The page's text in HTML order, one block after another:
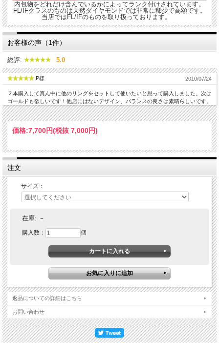
★☆身に着けたときのジュエリーのイメージです。☆★
このジュエリーはこんな時にいかが？
●オフィス用のシンプルなリングとして
●肌身離さず毎日身につけて
内包物をどれだけ含んでいるかによってランク付けされています。
FL/IFクラスのものは天然ダイヤモンドでは非常に稀少で高額です。
当店ではFL/IFのものを取り扱っております。
お客様の声（1件）
総評: 5.0
P様 2010/07/24
２本購入して真ん中に他のリングをセットして使いたいと思って購入しました。次は
ゴールドも欲しいです！他店にはないデザイン、バランスの良さは素晴らしいです。
価格:7,700円(税抜 7,000円)
注文
サイズ：
在庫: －
購入数： 個
返品についての詳細はこちら
お問い合わせ